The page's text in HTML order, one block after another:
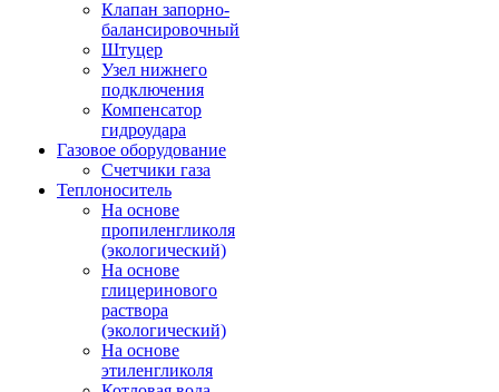
Клапан запорно-
балансировочный
Штуцер
Узел нижнего
подключения
Компенсатор
гидроудара
Газовое оборудование
Счетчики газа
Теплоноситель
На основе
пропиленгликоля
(экологический)
На основе
глицеринового
раствора
(экологический)
На основе
этиленгликоля